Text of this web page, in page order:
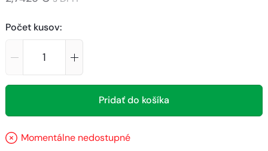
Počet kusov:
Pridať do košíka
Momentálne nedostupné